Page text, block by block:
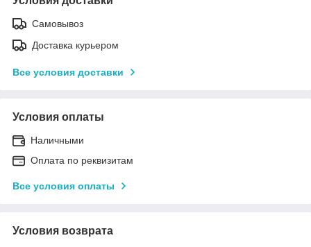
Самовывоз
Доставка курьером
Все условия доставки
Условия оплаты
Наличными
Оплата по реквизитам
Все условия оплаты
Условия возврата